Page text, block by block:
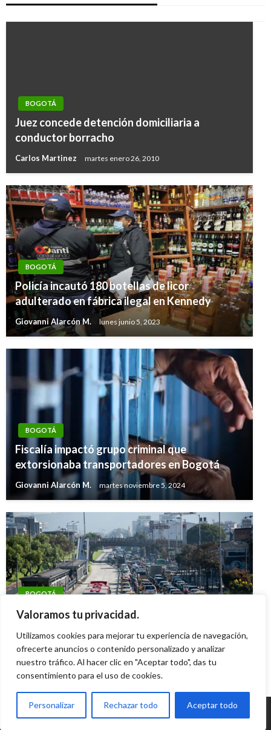
Valoramos tu privacidad.
Utilizamos cookies para mejorar tu experiencia de navegación,
ofrecerte anuncios o contenido personalizado y analizar
nuestro tráfico. Al hacer clic en "Aceptar todo", das tu
consentimiento para el uso de cookies.
Personalizar Rechazar todo Aceptar todo
BOGOTÁ
Juez concede detención domiciliaria a
conductor borracho
Carlos Martinez martes enero 26, 2010
BOGOTÁ
Policía incautó 180 botellas de licor
adulterado en fábrica ilegal en Kennedy
Giovanni Alarcón M. lunes junio 5, 2023
BOGOTÁ
Fiscalía impactó grupo criminal que
extorsionaba transportadores en Bogotá
Giovanni Alarcón M. martes noviembre 5, 2024
BOGOTÁ
Este es el pico y placa para vehículos
Giovanni Alarcón M. lunes enero 15, 2024
© Radio Santa Fe 1070 am